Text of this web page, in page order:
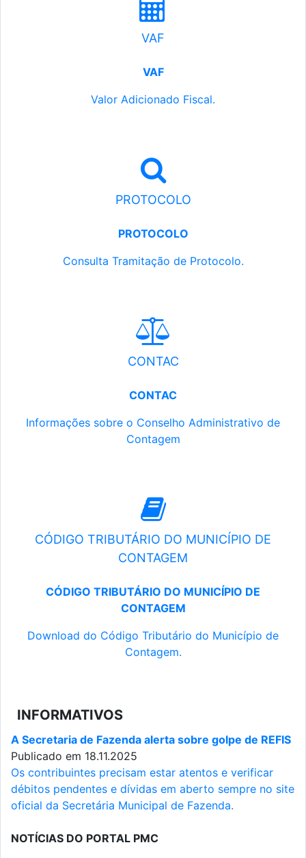
VAF
VAF
Valor Adicionado Fiscal.
PROTOCOLO
PROTOCOLO
Consulta Tramitação de Protocolo.
CONTAC
CONTAC
Informações sobre o Conselho Administrativo de
Contagem
CÓDIGO TRIBUTÁRIO DO MUNICÍPIO DE
CONTAGEM
CÓDIGO TRIBUTÁRIO DO MUNICÍPIO DE
CONTAGEM
Download do Código Tributário do Município de
Contagem.
INFORMATIVOS
A Secretaria de Fazenda alerta sobre golpe de REFIS
Publicado em 18.11.2025
Os contribuintes precisam estar atentos e verificar
débitos pendentes e dívidas em aberto sempre no site
oficial da Secretária Municipal de Fazenda.
NOTÍCIAS DO PORTAL PMC